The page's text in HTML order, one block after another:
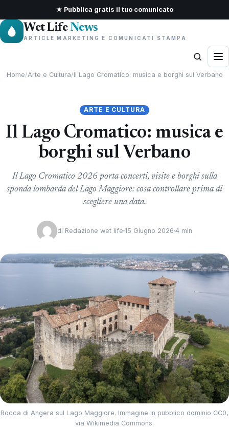
★ Pubblica gratis il tuo comunicato
Wet Life News
ARTICLE MARKETING E COMUNICATI STAMPA
Home/Arte e Cultura/Il Lago Cromatico: musica e borghi sul Verbano
ARTE E CULTURA
Il Lago Cromatico: musica e
borghi sul Verbano
Il Lago Cromatico 2026 porta concerti, visite e borghi sulla
sponda lombarda del Lago Maggiore: cosa controllare prima di
scegliere una data.
di Redazione wet life 15 Giugno 2026 4 min
Rocca di Angera sul Lago Maggiore. Immagine in pubblico dominio CC0,
via Wikimedia Commons.